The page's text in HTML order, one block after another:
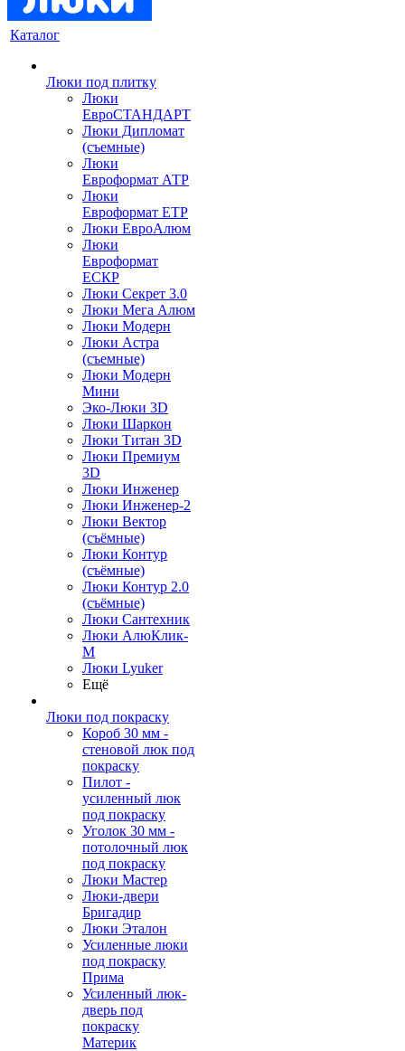
Каталог
Люки под плитку
Люки
ЕвроСТАНДАРТ
Люки Дипломат
(съемные)
Люки
Евроформат АТР
Люки
Евроформат ЕТР
Люки ЕвроАлюм
Люки
Евроформат
ЕСКР
Люки Секрет 3.0
Люки Мега Алюм
Люки Модерн
Люки Астра
(съемные)
Люки Модерн
Мини
Эко-Люки 3D
Люки Шаркон
Люки Титан 3D
Люки Премиум
3D
Люки Инженер
Люки Инженер-2
Люки Вектор
(съёмные)
Люки Контур
(съёмные)
Люки Контур 2.0
(съёмные)
Люки Сантехник
Люки АлюКлик-
М
Люки Lyuker
Ещё
Люки под покраску
Короб 30 мм -
стеновой люк под
покраску
Пилот -
усиленный люк
под покраску
Уголок 30 мм -
потолочный люк
под покраску
Люки Мастер
Люки-двери
Бригадир
Люки Эталон
Усиленные люки
под покраску
Прима
Усиленный люк-
дверь под
покраску
Материк